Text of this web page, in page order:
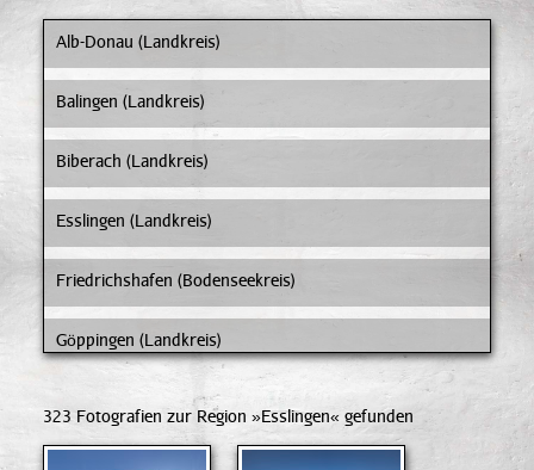
Alb-Donau (Landkreis)
Balingen (Landkreis)
Biberach (Landkreis)
Esslingen (Landkreis)
Friedrichshafen (Bodenseekreis)
Göppingen (Landkreis)
Heidenheim (Landkreis)
Karlsruhe (Landkreis)
323 Fotografien zur Region »Esslingen« gefunden